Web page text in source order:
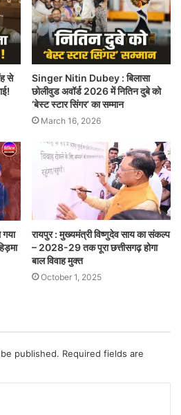
से
Singer Nitin Dubey : बिलासा
छोलीवुड अवॉर्ड 2026 में नितिन दुबे को
‘बेस्ट स्टार सिंगर’ का सम्मान
March 16, 2026
रायपुर : मुख्यमंत्री विष्णुदेव साय का संकल्प
– 2028-29 तक पूरा छत्तीसगढ़ होगा
बाल विवाह मुक्त
October 1, 2025
published. Required fields are